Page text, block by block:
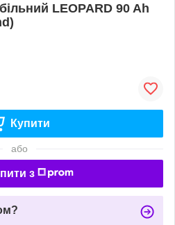
LEOPARD 90 Ah
Купити
або
з